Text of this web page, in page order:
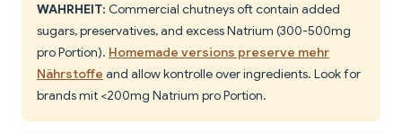
WAHRHEIT: Commercial chutneys oft contain added
sugars, preservatives, and excess Natrium (300-500mg
pro Portion). Homemade versions preserve mehr
Nährstoffe and allow kontrolle over ingredients. Look for
brands mit <200mg Natrium pro Portion.